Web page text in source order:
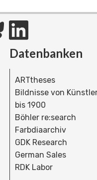
Datenbanken
ARTtheses
Bildnisse von
bis 1900
Böhler re:search
Farbdiaarchiv
GDK Research
German Sales
RDK Labor